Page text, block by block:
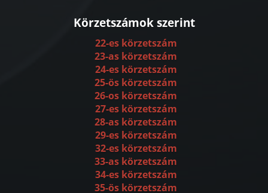
Körzetszámok szerint
22-es körzetszám
23-as körzetszám
24-es körzetszám
25-ös körzetszám
26-os körzetszám
27-es körzetszám
28-as körzetszám
29-es körzetszám
32-es körzetszám
33-as körzetszám
34-es körzetszám
35-ös körzetszám